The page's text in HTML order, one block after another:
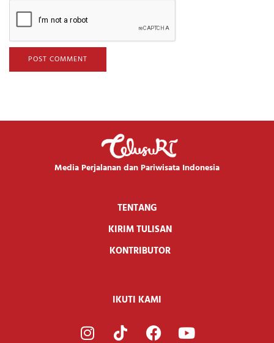
Media Perjalanan dan Pariwisata Indonesia
TENTANG
KIRIM TULISAN
KONTRIBUTOR
IKUTI KAMI